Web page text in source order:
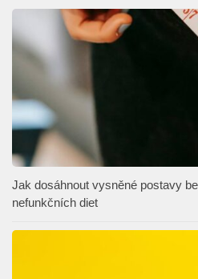
Jak dosáhnout vysněné postavy
nefunkčních diet